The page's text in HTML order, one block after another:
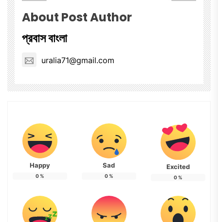
About Post Author
প্রবাস বাংলা
uralia71@gmail.com
Happy
0%
Sad
0%
Excited
0%